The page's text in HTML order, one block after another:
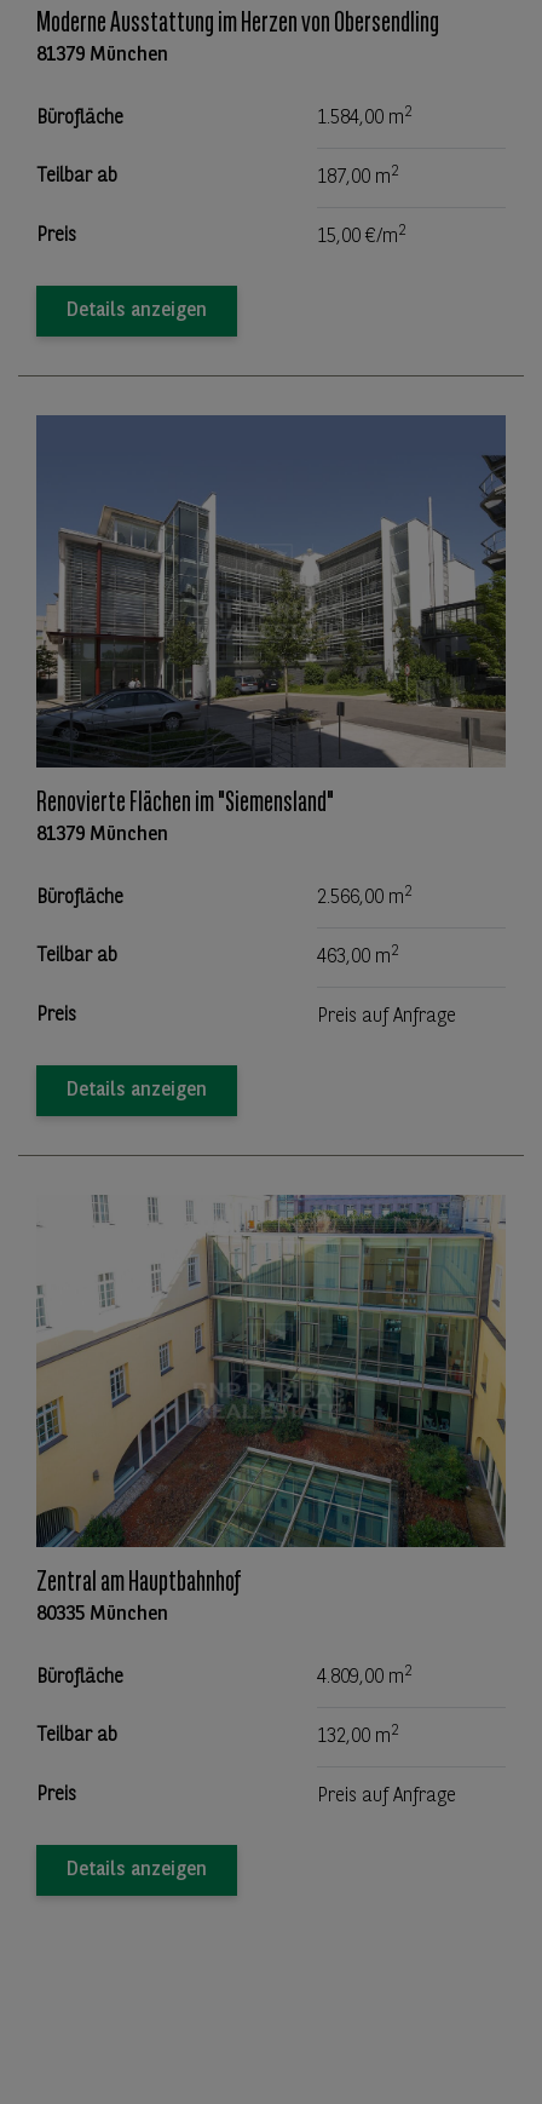
Moderne Ausstattung im Herzen von Obersendling
81379 München
Bürofläche 1.584,00 m2
Teilbar ab 187,00 m2
Preis 15,00 €/m2
Details anzeigen
Renovierte Flächen im "Siemensland"
81379 München
Bürofläche 2.566,00 m2
Teilbar ab 463,00 m2
Preis Preis auf Anfrage
Details anzeigen
Zentral am Hauptbahnhof
80335 München
Bürofläche 4.809,00 m2
Teilbar ab 132,00 m2
Preis Preis auf Anfrage
Details anzeigen